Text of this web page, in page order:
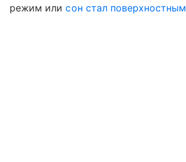
режим илисон стал поверхностным